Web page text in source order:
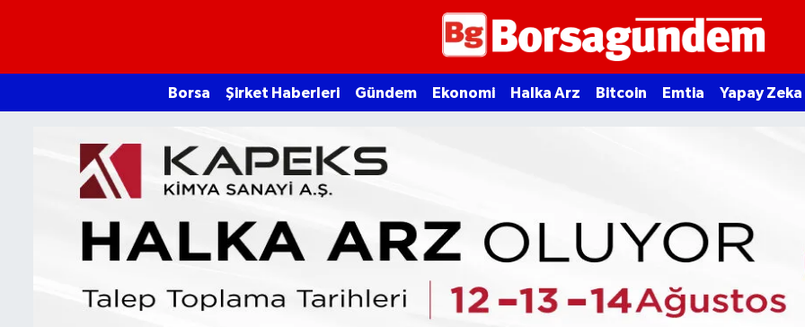
Borsa Şirket Haberleri Gündem Ekonomi Halka Arz Bitcoin Emtia Yapay Zeka
Ekonomi
Emtia